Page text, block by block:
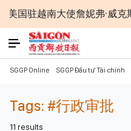
国驻越南大使詹妮弗·威克斯
SGGP Online SGGP Đầu tư Tài chính
Tags: #行政审批
11 results